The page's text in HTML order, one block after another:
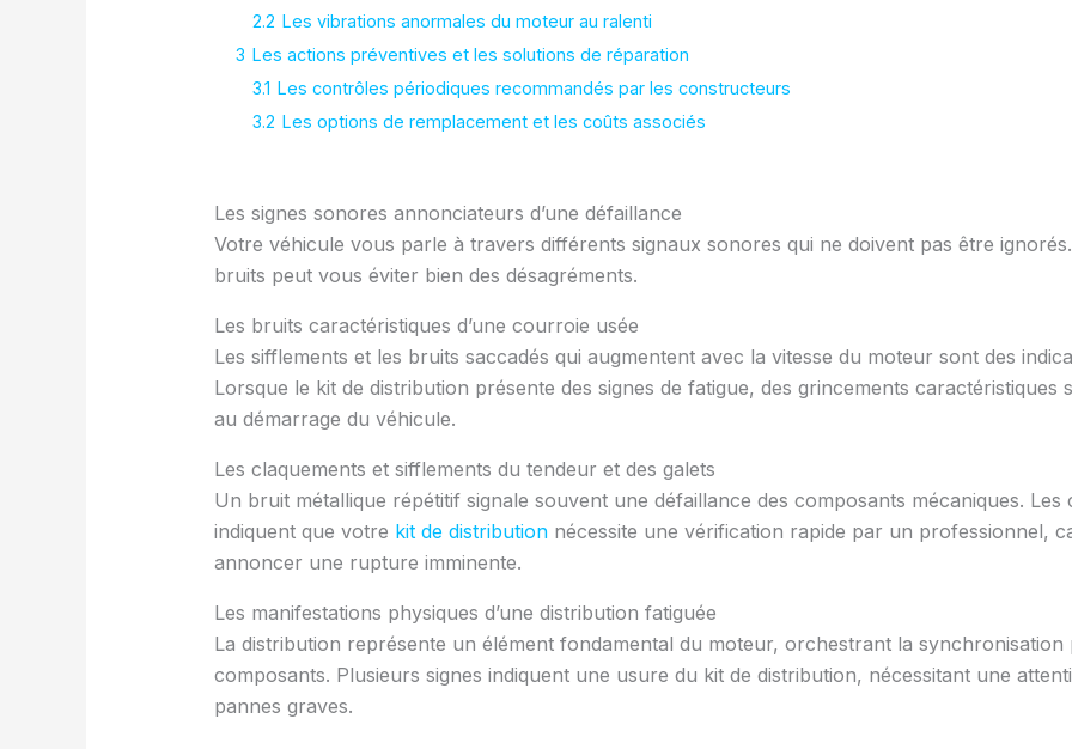
2.2 Les vibrations anormales du moteur au ralenti
3 Les actions préventives et les solutions de réparation
3.1 Les contrôles périodiques recommandés par les constructeurs
3.2 Les options de remplacement et les coûts associés
Les signes sonores annonciateurs d’une défaillance
Votre véhicule vous parle à travers différents signaux sonores qui ne doivent pas être
bruits peut vous éviter bien des désagréments.
Les bruits caractéristiques d’une courroie usée
Les sifflements et les bruits saccadés qui augmentent avec la vitesse du moteur sont des
Lorsque le kit de distribution présente des signes de fatigue, des grincements
au démarrage du véhicule.
Les claquements et sifflements du tendeur et des galets
Un bruit métallique répétitif signale souvent une défaillance des composants mécaniques.
indiquent que votre kit de distributionnécessite une vérification rapide par un professionnel,
annoncer une rupture imminente.
Les manifestations physiques d’une distribution fatiguée
La distribution représente un élément fondamental du moteur, orchestrant la
composants. Plusieurs signes indiquent une usure du kit de distribution, nécessitant une
pannes graves.